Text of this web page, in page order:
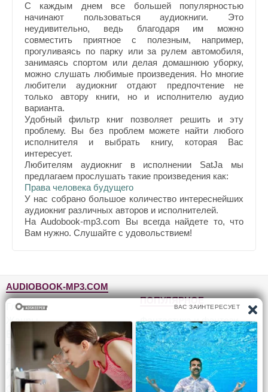
С каждым днем все большей популярностью
начинают пользоваться аудиокниги. Это
неудивительно, ведь благодаря им можно
совместить приятное с полезным, например,
прогуливаясь по парку или за рулем автомобиля,
занимаясь спортом или делая домашнюю уборку,
можно слушать любимые произведения. Но многие
любители аудиокниг отдают предпочтение не
только автору книги, но и исполнителю аудио
варианта.
Удобный фильтр книг позволяет решить и эту
проблему. Вы без проблем можете найти любого
исполнителя и выбрать книгу, которая Вас
интересует.
Любителям аудиокниг в исполнении SatJa мы
предлагаем прослушать такие произведения как:
Права человека будущего
У нас собрано большое количество интереснейших
аудиокниг различных авторов и исполнителей.
На Audobook-mp3.com Вы всегда найдете то, что
Вам нужно. Слушайте с удовольствием!
AUDIOBOOK-MP3.COM
Главная
Жанры
Блог
Топ-100
Авторы
Исполнители
Обратная связь
ПОПУЛЯРНОЕ
Фантастика и фэнтези
Детективы, триллеры
Для детей
Роман, проза
Приключения
Юмор, сатира